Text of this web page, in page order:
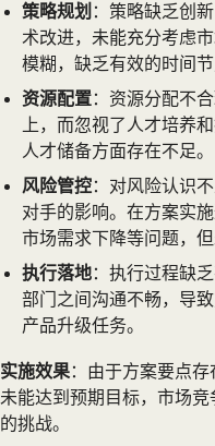
策略规划 ：策略缺乏创
术改进，未能充分考虑
模糊，缺乏有效的时间节
资源配置：资源分配不
上，而忽视了人才培养
人才储备方面存在不足。
风险管控：对风险认识
对手的影响。在方案实
市场需求下降等问题，
执行落地：执行过程缺
部门之间沟通不畅，导
产品升级任务。
实施效果：由于方案要点
未能达到预期目标，市场
的挑战。